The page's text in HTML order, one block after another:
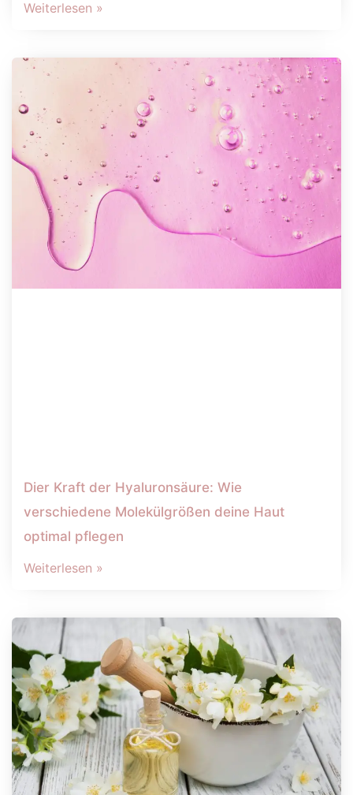
Weiterlesen »
Dier Kraft der Hyaluronsäure: Wie
verschiedene Molekülgrößen deine Haut
optimal pflegen
Weiterlesen »